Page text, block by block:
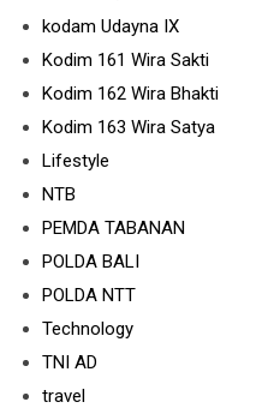
kodam Udayna IX
Kodim 161 Wira Sakti
Kodim 162 Wira Bhakti
Kodim 163 Wira Satya
Lifestyle
NTB
PEMDA TABANAN
POLDA BALI
POLDA NTT
Technology
TNI AD
travel